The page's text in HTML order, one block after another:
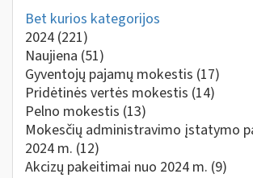
Bet kurios kategorijos
2024 (221)
Naujiena (51)
Gyventojų pajamų mokestis (17)
Pridėtinės vertės mokestis (14)
Pelno mokestis (13)
Mokesčių administravimo įstatymo
2024 m. (12)
Akcizų pakeitimai nuo 2024 m. (9)